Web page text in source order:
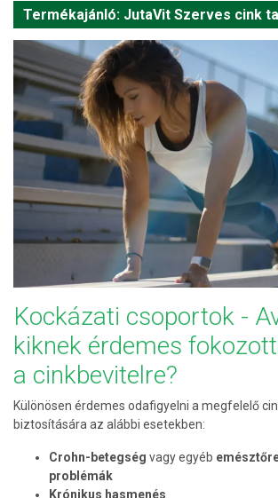
Termékajánló: JutaVit Szerves cink
Kockázati csoportok -
kiknek érdemes
a cinkbevitelre?
Különösen érdemes odafigyelni a megfelelő
biztosítására az alábbi esetekben:
Crohn-betegség vagy egyéb
problémák
Krónikus hasmenés